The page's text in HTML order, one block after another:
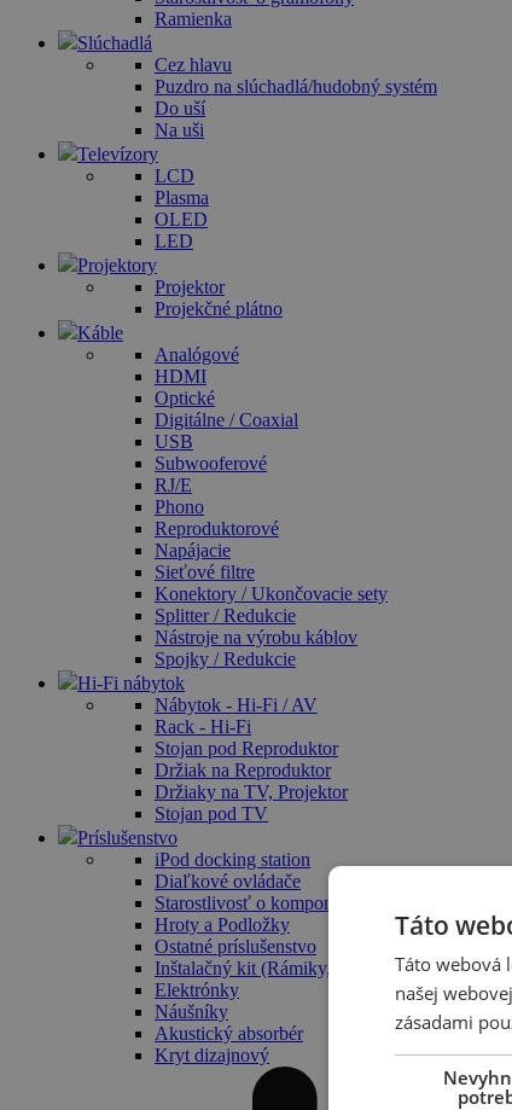
Ramienka
Slúchadlá
Cez hlavu
Puzdro na slúchadlá/hudobný systém
Do uší
Na uši
Televízory
LCD
Plasma
OLED
LED
Projektory
Projektor
Projekčné plátno
Káble
Analógové
HDMI
Optické
Digitálne / Coaxial
USB
Subwooferové
RJ/E
Phono
Reproduktorové
Napájacie
Sieťové filtre
Konektory / Ukončovacie sety
Splitter / Redukcie
Nástroje na výrobu káblov
Spojky / Redukcie
Hi-Fi nábytok
Nábytok - Hi-Fi / AV
Rack - Hi-Fi
Stojan pod Reproduktor
Držiak na Reproduktor
Držiaky na TV, Projektor
Stojan pod TV
Príslušenstvo
iPod docking station
Diaľkové ovládače
Starostlivosť o komponenty / Čistiace
Hroty a Podložky
Ostatné príslušenstvo
Inštalačný kit (Rámiky, Krabica)
Elektrónky
Náušníky
Akustický absorbér
Kryt dizajnový
Táto
Táto webová
našej
zásadami